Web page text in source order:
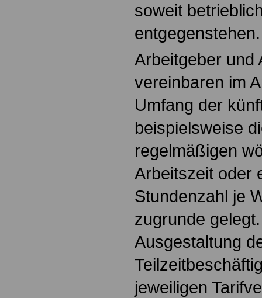
soweit
entgegenstehen.
Arbeitgeber und
vereinbaren im
Umfang der
beispielsweise
regelmäßigen
Arbeitszeit oder
Stundenzahl je
zugrunde
Ausgestaltung
jeweiligen